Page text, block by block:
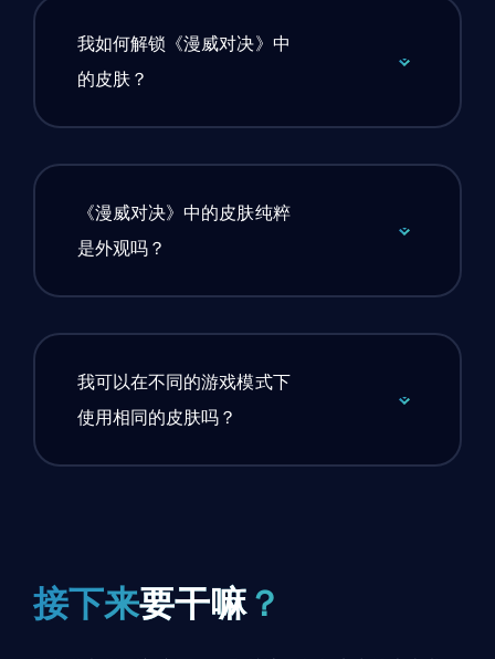
我如何解锁《漫威对决》中
的皮肤？
《漫威对决》中的皮肤纯粹
是外观吗？
我可以在不同的游戏模式下
使用相同的皮肤吗？
接下来要干嘛？